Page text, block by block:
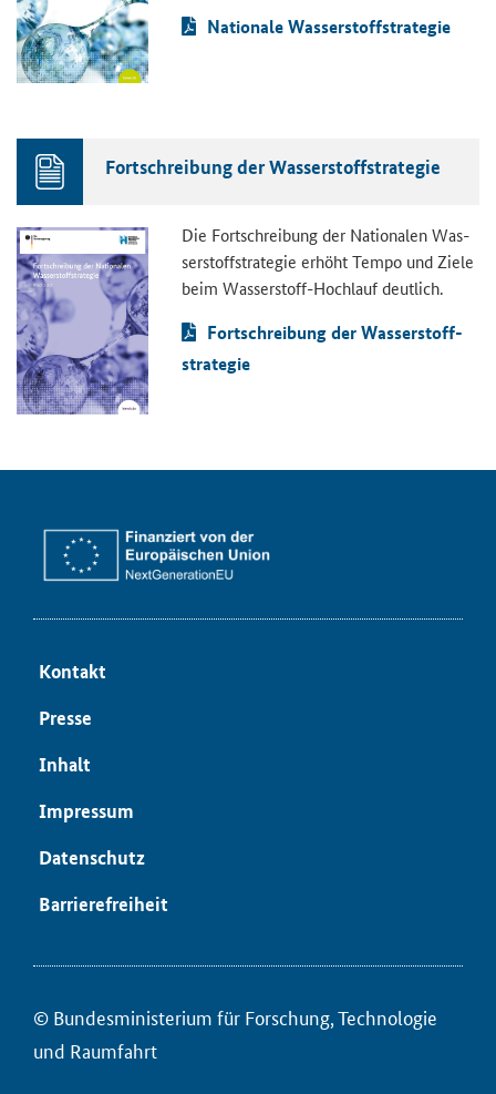
Na­tio­na­le Was­ser­stoff­stra­te­gie
Fort­schrei­bung der Was­ser­stoff­stra­te­gie
Die Fort­schrei­bung der Na­tio­na­len Was­
ser­stoff­stra­te­gie er­höht Tempo und Ziele
beim Wasserstoff-​Hochlauf deut­lich.
Fort­schrei­bung der Was­ser­stoff­
stra­te­gie
Kon­takt
Pres­se
In­halt
Im­pres­sum
Da­ten­schutz
Bar­rie­re­frei­heit
© Bun­des­mi­nis­te­ri­um für ­For­schung, Tech­no­lo­gie
und Raum­fahrt